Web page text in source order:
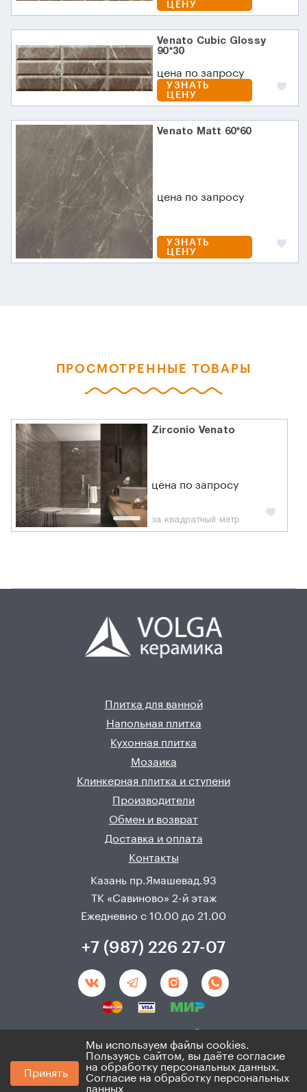
ЦЕНУ
Venato Cubic Glossy
90*30
цена по запросу
УЗНАТЬ
ЦЕНУ
Venato Matt 60*60
цена по запросу
УЗНАТЬ
ЦЕНУ
ПРОСМОТРЕННЫЕ ТОВАРЫ
Zirconio Venato
цена по запросу
за квадратный метр
Плитка для ванной
Напольная плитка
Кухонная плитка
Мозаика
Клинкерная плитка и ступени
Производители
Обмен и возврат
Доставка и оплата
Контакты
Казань пр.Ямашевад.93
ТК «Савиново» 2-й этаж
Ежедневно с 10.00 до 21.00
+7 (987) 226 27-07
© 2008 - 2026. ИП Хадыев Р.И.(ИНН 166010471459). Не
является публичной офертой.
Политика по персональным данным и согласие на
Принять
Мы используем файлы cookies.
Пользуясь сайтом, вы даёте согласие
на обработку персональных данных.
Согласие на обработку персональных
данных